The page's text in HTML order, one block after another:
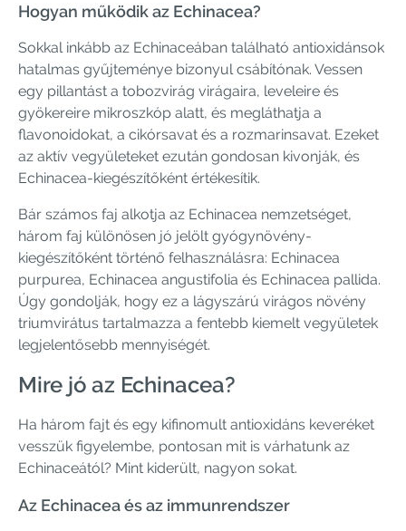
Hogyan működik az Echinacea?
Sokkal inkább az Echinaceában található antioxidánsok
hatalmas gyűjteménye bizonyul csábítónak. Vessen
egy pillantást a tobozvirág virágaira, leveleire és
gyökereire mikroszkóp alatt, és megláthatja a
flavonoidokat, a cikórsavat és a rozmarinsavat. Ezeket
az aktív vegyületeket ezután gondosan kivonják, és
Echinacea-kiegészítőként értékesítik.
Bár számos faj alkotja az Echinacea nemzetséget,
három faj különösen jó jelölt gyógynövény-
kiegészítőként történő felhasználásra: Echinacea
purpurea, Echinacea angustifolia és Echinacea pallida.
Úgy gondolják, hogy ez a lágyszárú virágos növény
triumvirátus tartalmazza a fentebb kiemelt vegyületek
legjelentősebb mennyiségét.
Mire jó az Echinacea?
Ha három fajt és egy kifinomult antioxidáns keveréket
vesszük figyelembe, pontosan mit is várhatunk az
Echinaceától? Mint kiderült, nagyon sokat.
Az Echinacea és az immunrendszer